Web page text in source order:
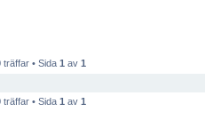
träffar • Sida 1 av 1
träffar • Sida 1 av 1